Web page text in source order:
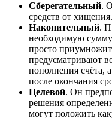
Сберегательный.
средств от хищения.
Накопительный.
необходимую
просто
предусматривают
пополнения счёта,
после окончания
Целевой. Он
решения
могут положить